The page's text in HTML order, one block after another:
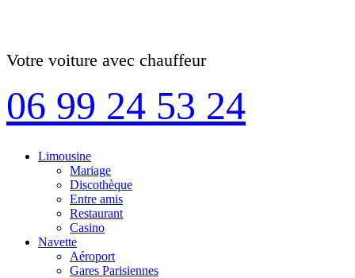
Votre voiture avec chauffeur
06 99 24 53 24
Limousine
Mariage
Discothèque
Entre amis
Restaurant
Casino
Navette
Aéroport
Gares Parisiennes